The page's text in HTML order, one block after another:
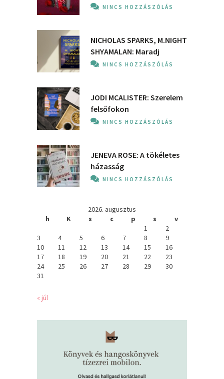
NINCS HOZZÁSZÓLÁS
NICHOLAS SPARKS, M.NIGHT
SHYAMALAN: Maradj
NINCS HOZZÁSZÓLÁS
JODI MCALISTER: Szerelem
felsőfokon
NINCS HOZZÁSZÓLÁS
JENEVA ROSE: A ​tökéletes
házasság
NINCS HOZZÁSZÓLÁS
2026. augusztus
h
K s c p s
v
1
2
3
4 5 6 7 8
9
10
11 12 13 14 15
16
17
18 19 20 21 22
23
24
25 26 27 28 29
30
31
« júl